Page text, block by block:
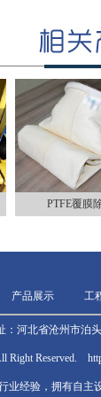
PTFE覆膜
产品展示 工
河北省沧州市泊
Right Reserved.
经验，拥有自主